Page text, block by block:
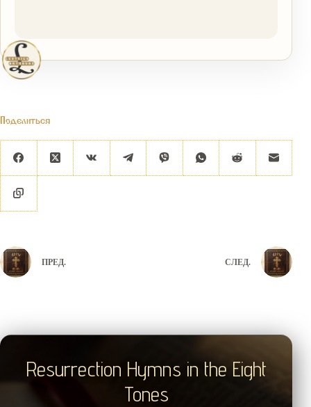
Поделиться
ПРЕД. СЛЕД.
Resurrection Hymns in the Eight
Tones